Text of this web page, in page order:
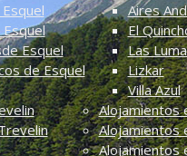
Esquel
Esquel
de Esquel
Aires
El
Las
Lizkar
Villa Azul
Alojamientos
Alojamientos
Alojamientos